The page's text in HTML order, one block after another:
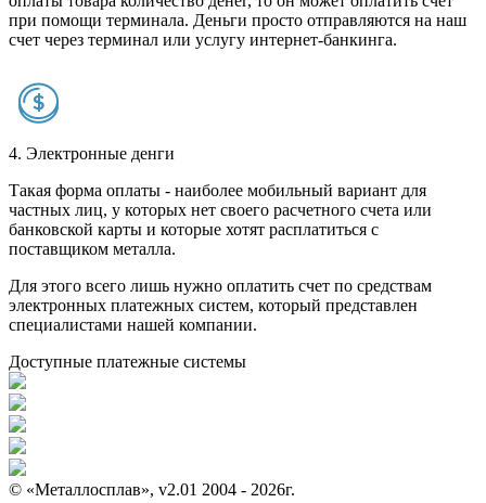
при помощи терминала. Деньги просто отправляются на наш
счет через терминал или услугу интернет-банкинга.
4. Электронные денги
Такая форма оплаты - наиболее мобильный вариант для
частных лиц, у которых нет своего расчетного счета или
банковской карты и которые хотят расплатиться с
поставщиком металла.
Для этого всего лишь нужно оплатить счет по средствам
электронных платежных систем, который представлен
специалистами нашей компании.
Доступные платежные системы
© «Металлосплав», v2.01 2004 - 2026г.